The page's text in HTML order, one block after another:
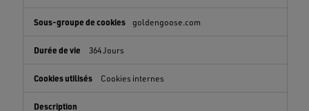
goldengoose.com
364 Jours
Cookies internes